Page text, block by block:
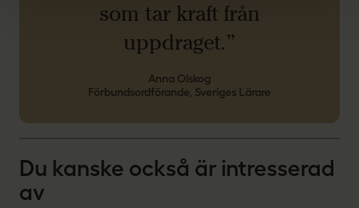
som tar kraft från
uppdraget.”
Anna Olskog
Förbundsordförande, Sveriges Lärare
Du kanske också är intresserad
av